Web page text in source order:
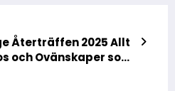
Återträffen 2025 Allt
och Ovänskaper som